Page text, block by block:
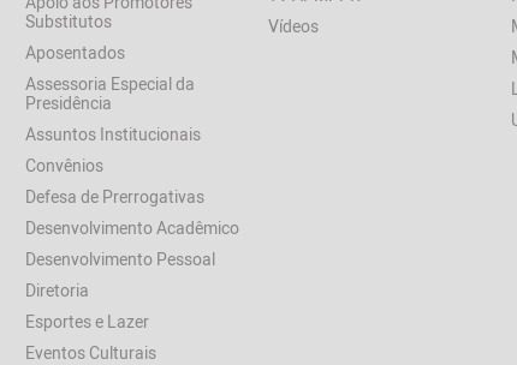
Substitutos
Aposentados
Assessoria Especial da
Presidência
Assuntos Institucionais
Convênios
Defesa de Prerrogativas
Desenvolvimento Acadêmico
Desenvolvimento Pessoal
Diretoria
Esportes e Lazer
Eventos Culturais
Vídeos